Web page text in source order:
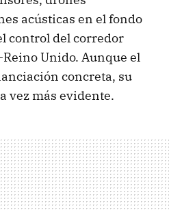
acústicas en el fondo
control del corredor
Unido. Aunque el
concreta, su
vez más evidente.